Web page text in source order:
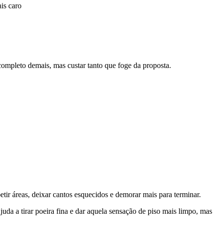
caro
demais, mas custar tanto que foge da proposta.
áreas, deixar cantos esquecidos e demorar mais para terminar.
a tirar poeira fina e dar aquela sensação de piso mais limpo, mas